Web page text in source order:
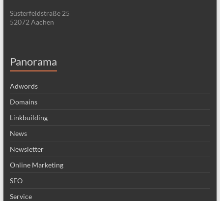
Süsterfeldstraße 25
52072 Aachen
Panorama
Adwords
Domains
Linkbuilding
News
Newsletter
Online Marketing
SEO
Service